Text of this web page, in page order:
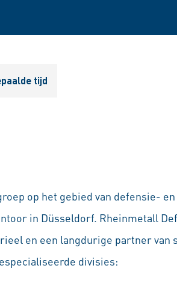
tijd
op het gebied van defensie-
in Düsseldorf. Rheinmetall
en een langdurige partner
divisies: